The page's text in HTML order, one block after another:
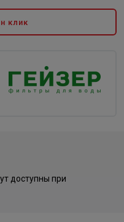
клик
доступны при